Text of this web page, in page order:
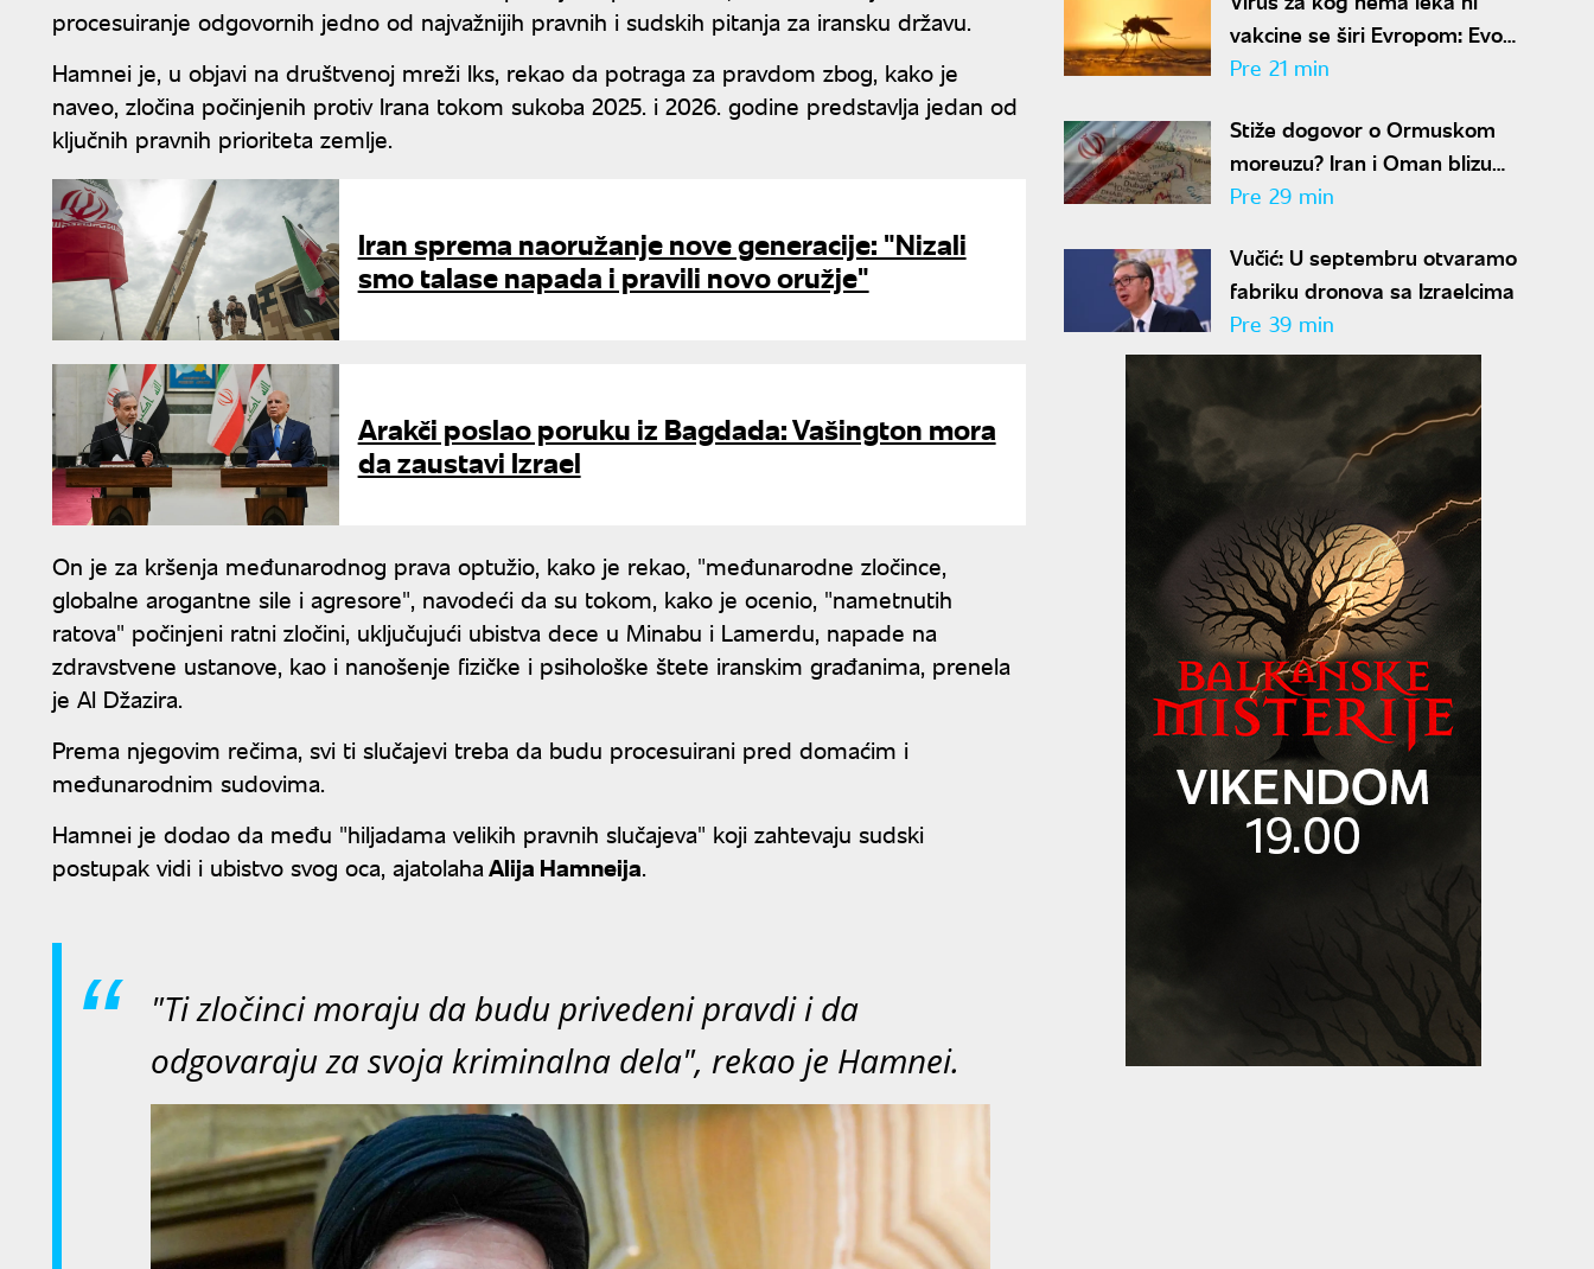
procesuiranje odgovornih jedno od najvažnijih pravnih i sudskih pitanja za iransku državu.
Hamnei je, u objavi na društvenoj mreži Iks, rekao da potraga za pravdom zbog, kako je
naveo, zločina počinjenih protiv Irana tokom sukoba 2025. i 2026. godine predstavlja jedan od
ključnih pravnih prioriteta zemlje.
Iran sprema naoružanje nove generacije: "Nizali
smo talase napada i pravili novo oružje"
Arakči poslao poruku iz Bagdada: Vašington mora
da zaustavi Izrael
On je za kršenja međunarodnog prava optužio, kako je rekao, "međunarodne zločince,
globalne arogantne sile i agresore", navodeći da su tokom, kako je ocenio, "nametnutih
ratova" počinjeni ratni zločini, uključujući ubistva dece u Minabu i Lamerdu, napade na
zdravstvene ustanove, kao i nanošenje fizičke i psihološke štete iranskim građanima, prenela
je Al Džazira.
Prema njegovim rečima, svi ti slučajevi treba da budu procesuirani pred domaćim i
međunarodnim sudovima.
Hamnei je dodao da među "hiljadama velikih pravnih slučajeva" koji zahtevaju sudski
postupak vidi i ubistvo svog oca, ajatolahaAlija Hamneija.
"Ti zločinci moraju da budu privedeni pravdi i da
odgovaraju za svoja kriminalna dela", rekao je Hamnei.
vakcine se širi Evropom: Evo
gde je najviše zaraženih
Pre 21 min
Stiže dogovor o Ormuskom
moreuzu? Iran i Oman blizu
rešenja za obnovu pomorskog
Pre 29 min
Vučić: U septembru otvaramo
fabriku dronova sa Izraelcima
Pre 39 min